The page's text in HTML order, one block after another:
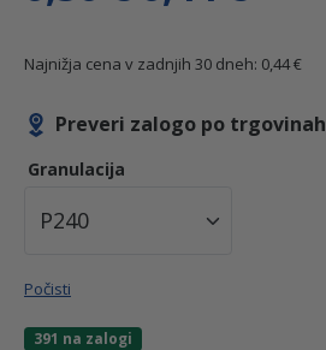
z
v
n
r
e
Najnižja cena v zadnjih 30 dneh: 0,44€
Preveri zalogo po trgovinah
Granulacija
Počisti
391 na zalogi